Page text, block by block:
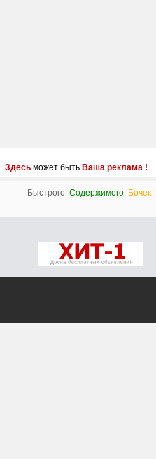
Здесь может быть Ваша реклама !
Быстрого Содержимого Бочек